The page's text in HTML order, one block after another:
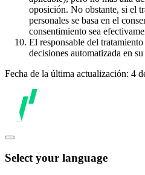
oposición. No obstante, si el
personales se basa en el
consentimiento sea
El responsable del
decisiones automatizada en
Fecha de la última actualización: 4
Select your language